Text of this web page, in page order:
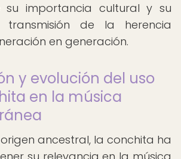
su importancia cultural y su
de la herencia
en generación.
y evolución del uso
en la música
ancestral, la conchita ha